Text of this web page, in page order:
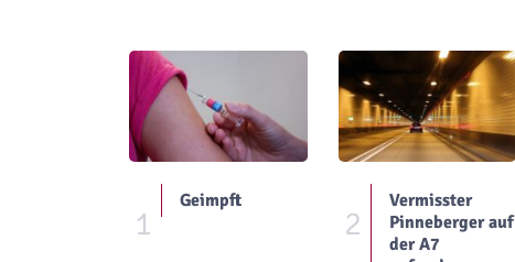
1
Geimpft
2
Vermisster
Pinneberger auf
der A7